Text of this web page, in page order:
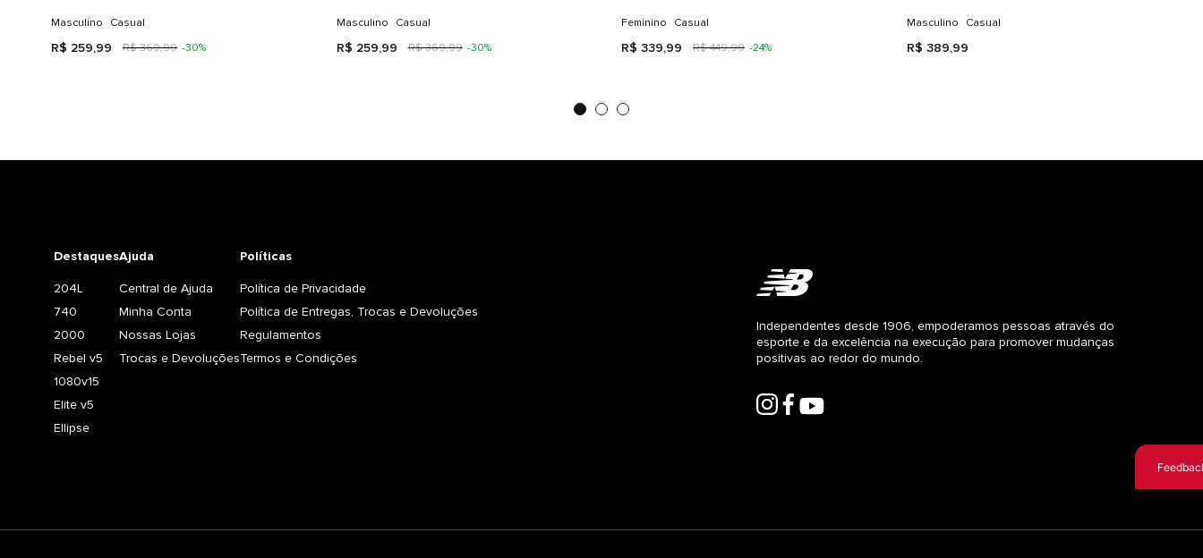
Masculino Casual
R$ 259,99 R$ 369,99 -30%
Masculino Casual
R$ 259,99 R$ 369,99 -30%
Feminino Casual
R$ 339,99 R$ 449,99 -24%
Masculino Casual
R$ 389,99
Destaques
204L
740
2000
Rebel v5
1080v15
Elite v5
Ellipse
Ajuda
Central de Ajuda
Minha Conta
Nossas Lojas
Trocas e Devoluções
Políticas
Política de Privacidade
Política de Entregas, Trocas e Devoluções
Regulamentos
Termos e Condições
Independentes desde 1906, empoderamos pessoas através do
esporte e da excelência na execução para promover mudanças
positivas ao redor do mundo.